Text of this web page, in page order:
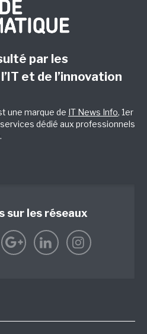
par les
et de l’innovation
une marque de IT News Info, 1er
dédié aux professionnels
sur les réseaux